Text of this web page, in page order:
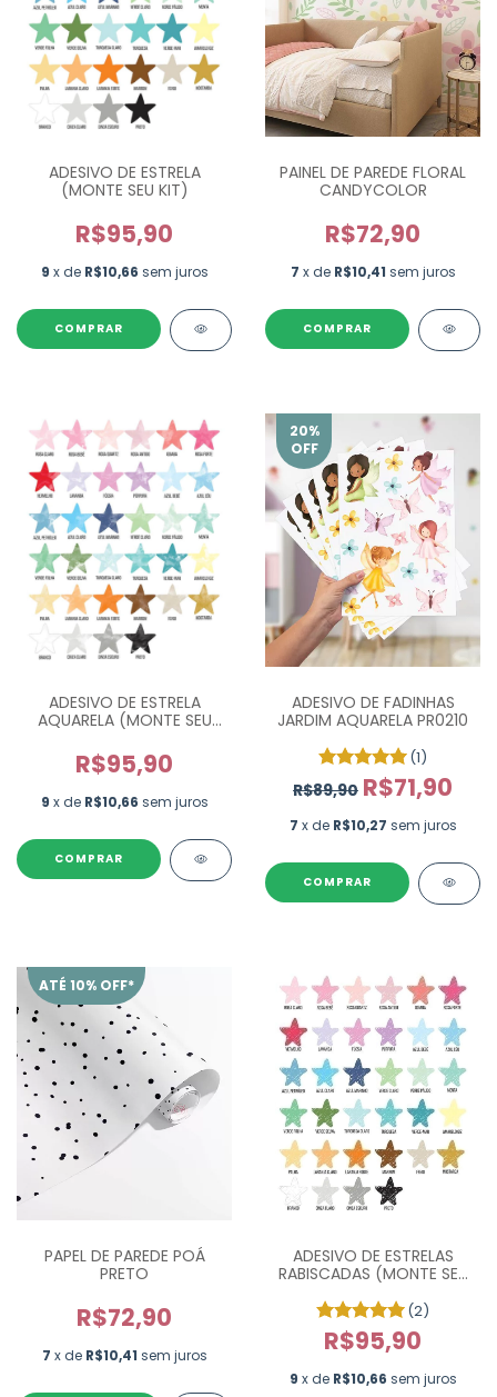
ADESIVO DE ESTRELA
(MONTE SEU KIT)
R$95,90
9 x de R$10,66 sem juros
COMPRAR
PAINEL DE PAREDE FLORAL
CANDYCOLOR
R$72,90
7 x de R$10,41 sem juros
ADESIVO DE ESTRELA
AQUARELA (MONTE SEU
R$95,90
9 x de R$10,66 sem juros
COMPRAR
20%
OFF
ADESIVO DE FADINHAS
JARDIM AQUARELA PR0210
(1)
R$89,90 R$71,90
7 x de R$10,27 sem juros
COMPRAR
ATÉ 10% OFF*
PAPEL DE PAREDE POÁ
PRETO
R$72,90
7 x de R$10,41 sem juros
ADESIVO DE ESTRELAS
RABISCADAS (MONTE SEU
(2)
R$95,90
9 x de R$10,66 sem juros